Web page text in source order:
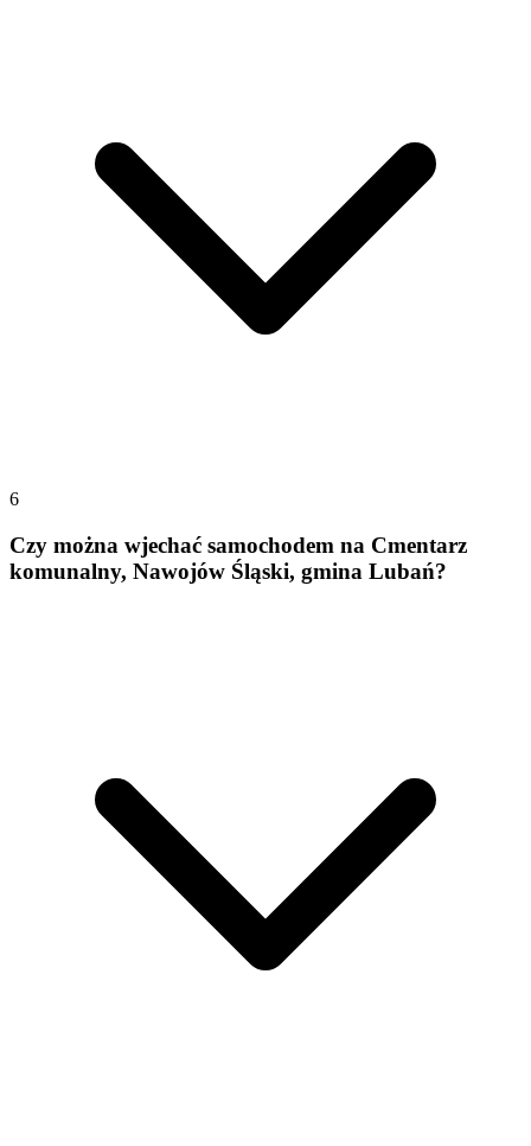
6
Czy można wjechać samochodem na Cmentarz
komunalny, Nawojów Śląski, gmina Lubań?